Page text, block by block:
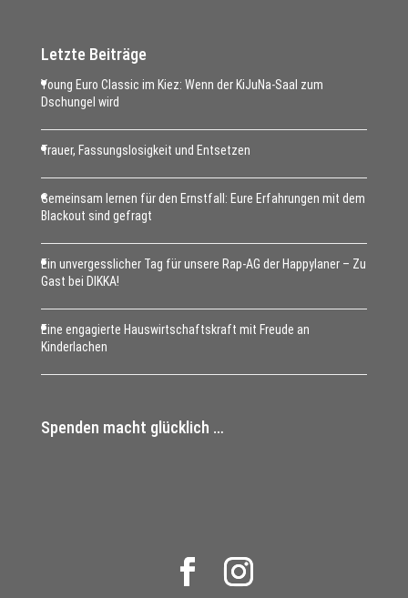
Letzte Beiträge
Young Euro Classic im Kiez: Wenn der KiJuNa-Saal zum
Dschungel wird
Trauer, Fassungslosigkeit und Entsetzen
Gemeinsam lernen für den Ernstfall: Eure Erfahrungen mit dem
Blackout sind gefragt
Ein unvergesslicher Tag für unsere Rap-AG der Happylaner – Zu
Gast bei DIKKA!
Eine engagierte Hauswirtschaftskraft mit Freude an
Kinderlachen
Spenden macht glücklich …